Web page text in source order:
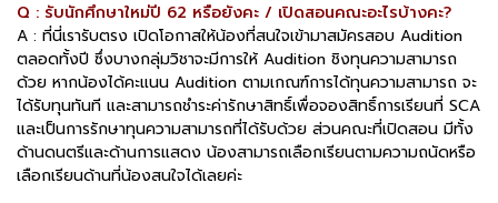
Q : รับนักศึกษาใหม่ปี 62 หรือยังคะ / เปิดสอนคณะอะไรบ้างคะ?
A : ที่นี่เรารับตรง เปิดโอกาสให้น้องที่สนใจเข้ามาสมัครสอบ Audition
ตลอดทั้งปี ซึ่งบางกลุ่มวิชาจะมีการให้ Audition ชิงทุนความสามารถ
ด้วย หากน้องได้คะแนน Audition ตามเกณฑ์การได้ทุนความสามารถ จะ
ได้รับทุนทันที และสามารถชำระค่ารักษาสิทธิ์เพื่อจองสิทธิ์การเรียนที่ SCA
และเป็นการรักษาทุนความสามารถที่ได้รับด้วย ส่วนคณะที่เปิดสอน มีทั้ง
ด้านดนตรีและด้านการแสดง น้องสามารถเลือกเรียนตามความถนัดหรือ
เลือกเรียนด้านที่น้องสนใจได้เลยค่ะ